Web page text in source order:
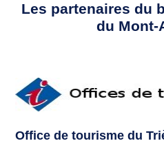
Les partenaires du
du Mont-
Office de tourisme du